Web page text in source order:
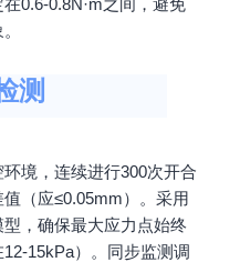
0.6-0.8N·m之间，避免
测
境，连续进行300次开合
（应≤0.05mm）。采用
，确保最大应力点始终
15kPa）。同步监测调